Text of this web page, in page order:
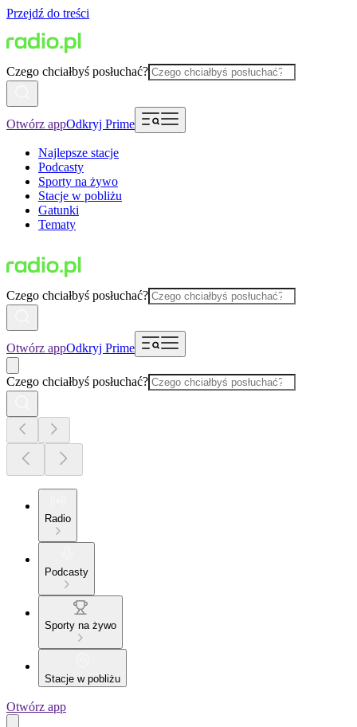
Przejdź do treści
Czego chciałbyś posłuchać?
Otwórz appOdkryj Prime
Najlepsze stacje
Podcasty
Sporty na żywo
Stacje w pobliżu
Gatunki
Tematy
Czego chciałbyś posłuchać?
Otwórz appOdkryj Prime
Czego chciałbyś posłuchać?
Radio
Podcasty
Sporty na żywo
Stacje w pobliżu
Otwórz app